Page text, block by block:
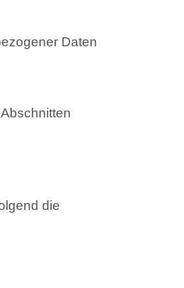
Daten
die